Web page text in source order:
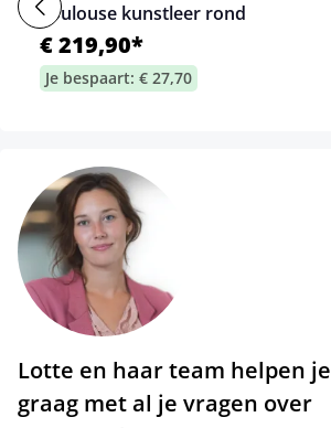
Toulouse kunstleer rond
€ 219,90*
Je bespaart: € 27,70
Lotte en haar team helpen je
graag met al je vragen over